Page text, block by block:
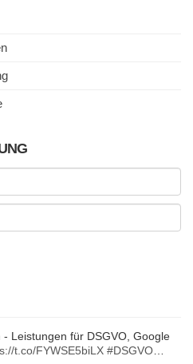
Leistungen für DSGVO, Google
t.co/FYWSE5biLX #DSGVO